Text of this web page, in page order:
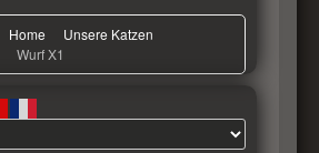
Home
Unsere Katzen
Wurf X1